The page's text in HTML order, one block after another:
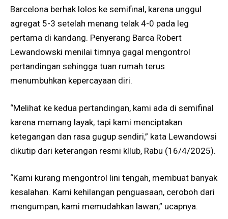
Barcelona berhak lolos ke semifinal, karena unggul
agregat 5-3 setelah menang telak 4-0 pada leg
pertama di kandang. Penyerang Barca Robert
Lewandowski menilai timnya gagal mengontrol
pertandingan sehingga tuan rumah terus
menumbuhkan kepercayaan diri.
“Melihat ke kedua pertandingan, kami ada di semifinal
karena memang layak, tapi kami menciptakan
ketegangan dan rasa gugup sendiri,” kata Lewandowsi
dikutip dari keterangan resmi kllub, Rabu (16/4/2025).
“Kami kurang mengontrol lini tengah, membuat banyak
kesalahan. Kami kehilangan penguasaan, ceroboh dari
mengumpan, kami memudahkan lawan,” ucapnya.